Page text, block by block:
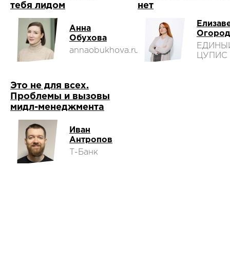
тебя лидом
Анна
Обухова
annaobukhova.ru
нет
ЦУПИС
Это не для всех.
Проблемы и вызовы
мидл-менеджмента
Иван
Антропов
Т-Банк